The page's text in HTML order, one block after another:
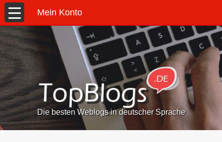
Mein Konto
Die besten Weblogs in deutscher Sprache